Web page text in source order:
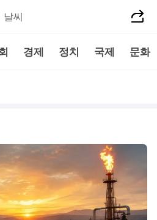
날씨
경제 정치 국제 문화